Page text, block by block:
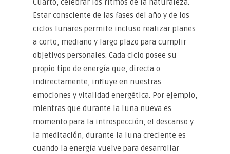
Cuarto, celebrar los ritmos de la naturaleza.
Estar consciente de las fases del año y de los
ciclos lunares permite incluso realizar planes
a corto, mediano y largo plazo para cumplir
objetivos personales. Cada ciclo posee su
propio tipo de energía que, directa o
indirectamente, influye en nuestras
emociones y vitalidad energética. Por ejemplo,
mientras que durante la luna nueva es
momento para la introspección, el descanso y
la meditación, durante la luna creciente es
cuando la energía vuelve para desarrollar